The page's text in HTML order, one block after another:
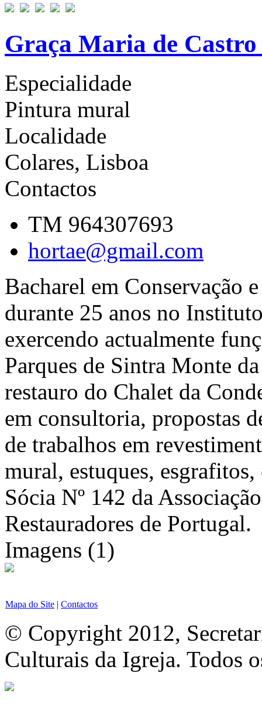
Graça Maria de
Especialidade
Pintura mural
Localidade
Colares, Lisboa
Contactos
TM 964307693
hortae@gmail.com
Bacharel em Conservação
durante 25 anos no
exercendo actualmente
Parques de Sintra Monte
restauro do Chalet da
em consultoria, propostas
de trabalhos em
mural, estuques,
Sócia Nº 142 da
Restauradores de Portugal.
Imagens (1)
Mapa do Site | Contactos
© Copyright 2012,
Culturais da Igreja. Todos